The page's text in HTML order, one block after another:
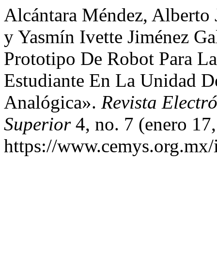
Alcántara Méndez, Alberto
y Yasmín Ivette Jiménez
Prototipo De Robot Para
Estudiante En La Unidad
Analógica». Revista
Superior4, no. 7 (enero
https://